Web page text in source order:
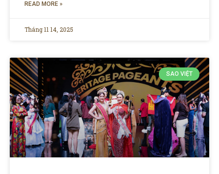
READ MORE »
Tháng 11 14, 2025
SAO VIỆT